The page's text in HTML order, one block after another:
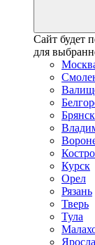
Сайт будет
для
Брянск
Курск
Орел
Рязань
Тверь
Тула